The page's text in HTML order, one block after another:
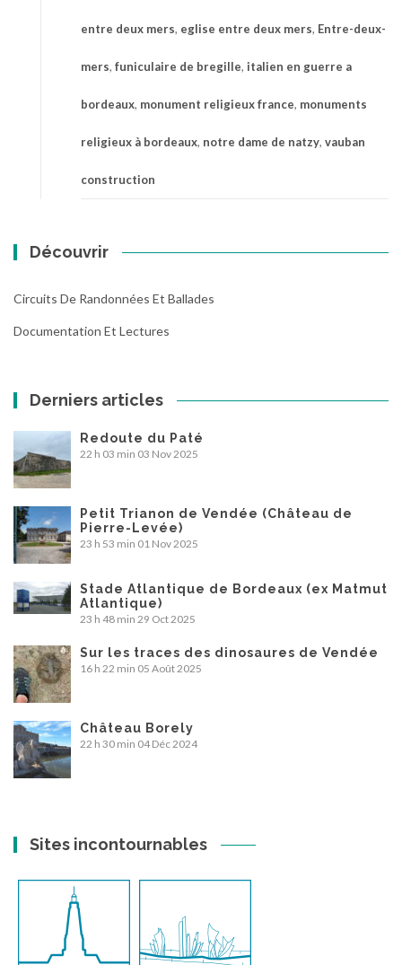
entre deux mers, eglise entre deux mers, Entre-deux-
mers, funiculaire de bregille, italien en guerre a
bordeaux, monument religieux france, monuments
religieux à bordeaux, notre dame de natzy, vauban
construction
Découvrir
Circuits De Randonnées Et Ballades
Documentation Et Lectures
Derniers articles
Redoute du Paté
22 h 03 min 03 Nov 2025
Petit Trianon de Vendée (Château de
Pierre-Levée)
23 h 53 min 01 Nov 2025
Stade Atlantique de Bordeaux (ex Matmut
Atlantique)
23 h 48 min 29 Oct 2025
Sur les traces des dinosaures de Vendée
16 h 22 min 05 Août 2025
Château Borely
22 h 30 min 04 Déc 2024
Sites incontournables